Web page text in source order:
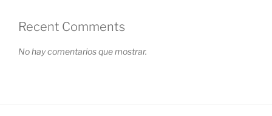
Recent Comments
No hay comentarios que mostrar.